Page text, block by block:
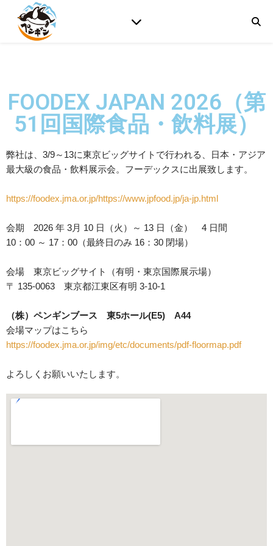
FOODEX JAPAN 2026（第
51回国際食品・飲料展）
弊社は、3/9～13に東京ビッグサイトで行われる、日本・アジア
最大級の食品・飲料展示会。フーデックスに出展致します。
https://foodex.jma.or.jp/https://www.jpfood.jp/ja-jp.html
会期 2026 年 3月 10 日（火）～ 13 日（金） 4 日間
10：00 ～ 17：00（最終日のみ 16：30 閉場）
会場 東京ビッグサイト（有明・東京国際展示場）
〒 135-0063 東京都江東区有明 3-10-1
（株）ペンギンブース 東5ホール(E5) A44
会場マップはこちら
https://foodex.jma.or.jp/img/etc/documents/pdf-floormap.pdf
よろしくお願いいたします。